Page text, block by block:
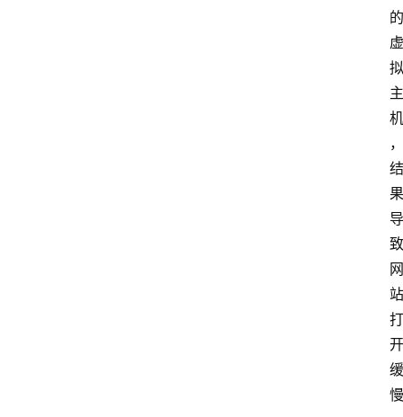
的
虚
拟
主
机
，
结
果
导
致
网
站
打
开
缓
慢